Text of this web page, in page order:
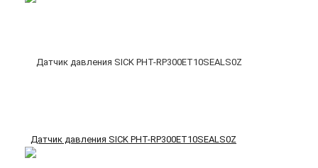
Датчик давления SICK PHT-RP300ET10SEALS0Z